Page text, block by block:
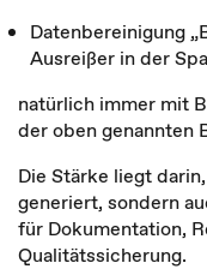
Datenbereinigung
Ausreißer in der
natürlich immer mit
der oben genannten
Die Stärke liegt
generiert, sondern
für Dokumentation,
Qualitätssicherung.